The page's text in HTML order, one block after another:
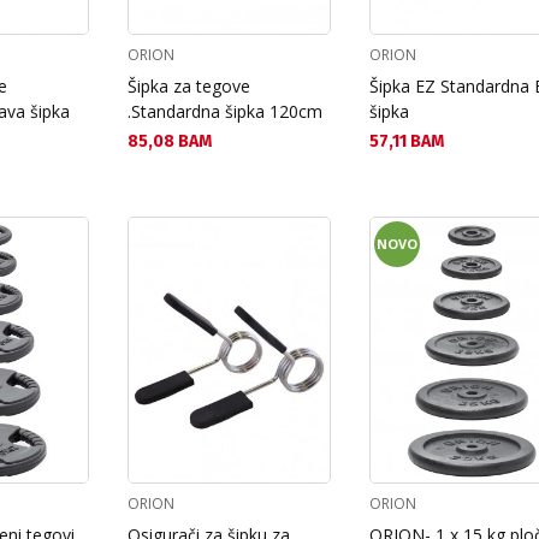
šipka
ORION
Šipka za tegove
.Standardna šipka 120cm
Текуща цена:
85,08 BAM
ORION
Šipka EZ Standardna
šipka
Текуща цена:
57,11 BAM
ORION
NOVO
ORION